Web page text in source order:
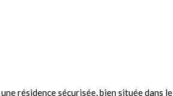
résidence sécurisée, bien située dans le